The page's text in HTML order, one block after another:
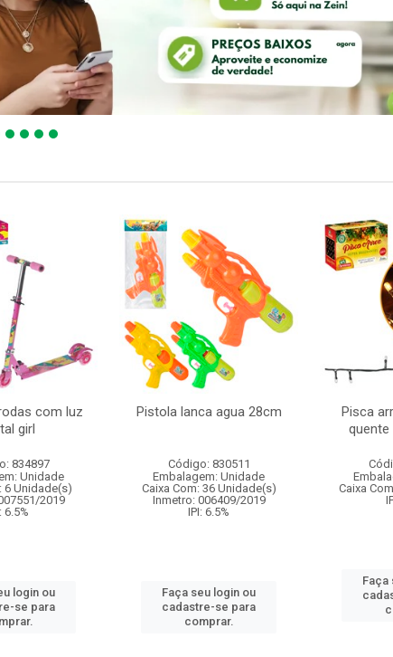
com luz
girl
834897
Unidade
6 Unidade(s)
2019
6.5%
login ou
se para
Pistola lanca agua 28cm
Código: 830511
Embalagem: Unidade
Caixa Com: 36 Unidade(s)
Inmetro: 006409/2019
IPI: 6.5%
Faça seu login ou
cadastre-se para
comprar.
Pisca
quente
Caixa
Faça